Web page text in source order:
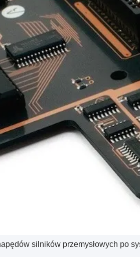
silników przemysłowych po